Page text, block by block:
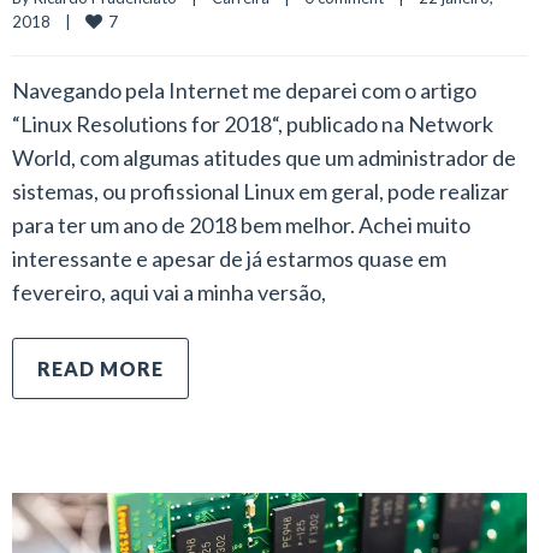
2018
7
Navegando pela Internet me deparei com o artigo
“Linux Resolutions for 2018“, publicado na Network
World, com algumas atitudes que um administrador de
sistemas, ou profissional Linux em geral, pode realizar
para ter um ano de 2018 bem melhor. Achei muito
interessante e apesar de já estarmos quase em
fevereiro, aqui vai a minha versão,
READ MORE